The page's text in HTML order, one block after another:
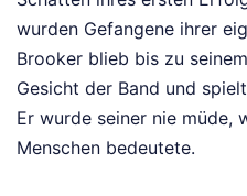
wurden Gefangene ihrer
Brooker blieb bis zu
Gesicht der Band und
Er wurde seiner nie müde,
Menschen bedeutete.